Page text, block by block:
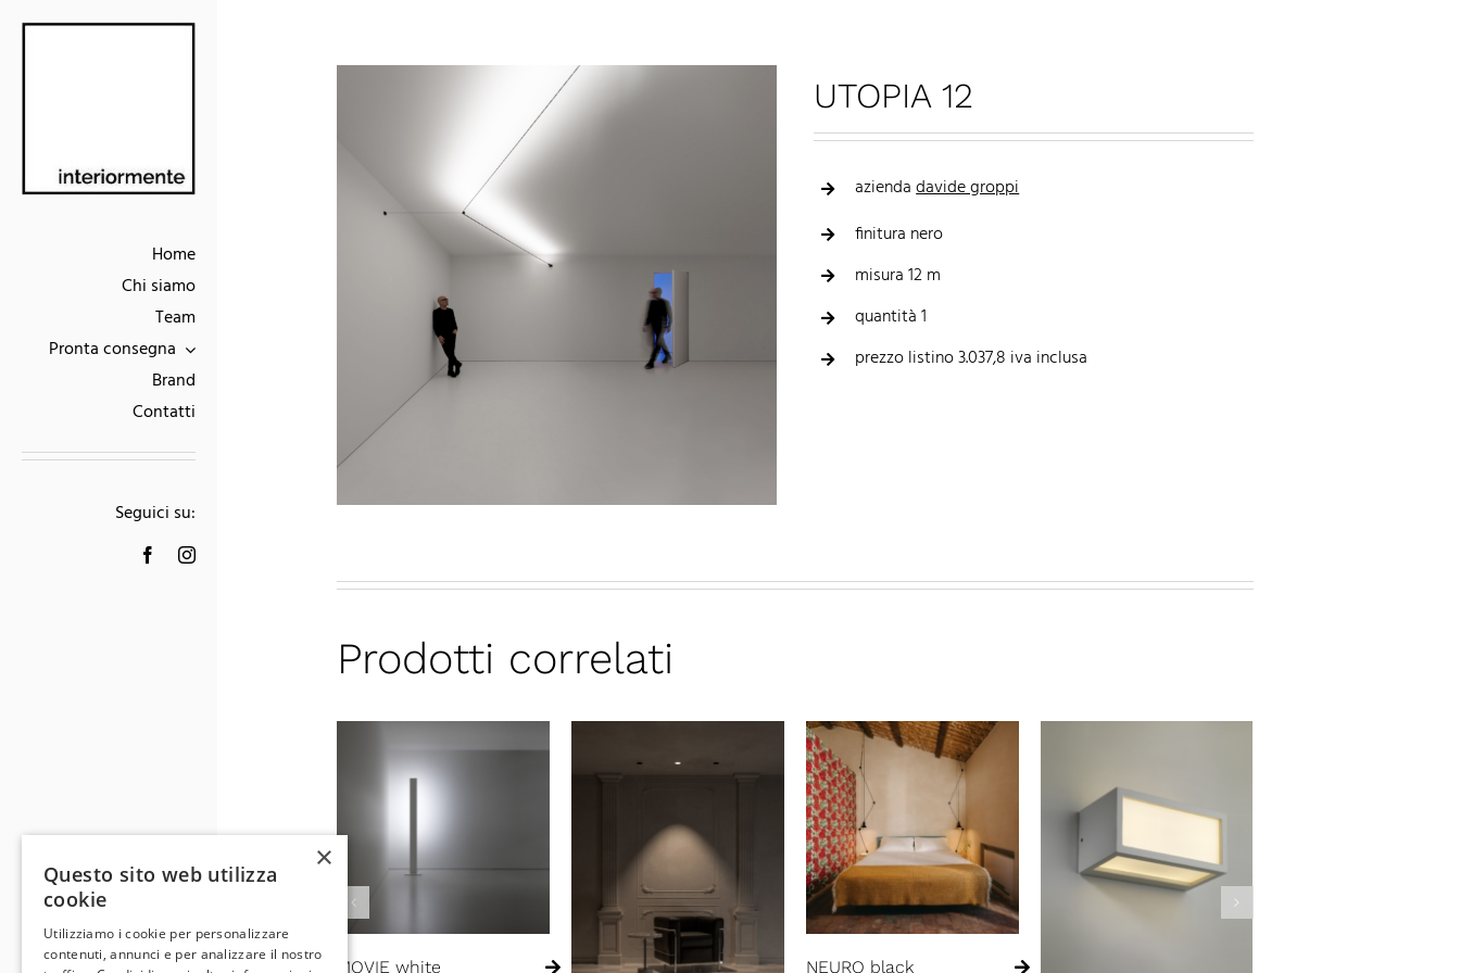
Home
Chi siamo
Team
Pronta consegna
Brand
Contatti
Seguici su:
UTOPIA 12
aziendadavide groppi
finitura nero
misura 12 m
quantità 1
prezzo listino 3.037,8 iva inclusa
Prodotti correlati
MOVIE white NEURO black
×
Questo sito web utilizza
cookie
Utilizziamo i cookie per personalizzare
contenuti, annunci e per analizzare il nostro